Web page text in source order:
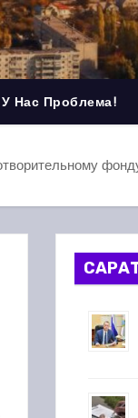
У Нас Проблема!